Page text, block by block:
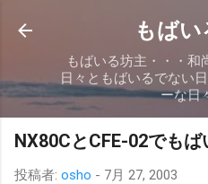
スキップしてメイ
もば
もばいる坊主・・・和
日々ともばいるでない
ーな日
NX80CとCFE-02でも
投稿者: osho - 7月 27, 2003